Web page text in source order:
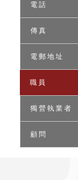
電 話
傳 真
電 郵 地 址
職 員
獨 營 執 業 者
顧 問